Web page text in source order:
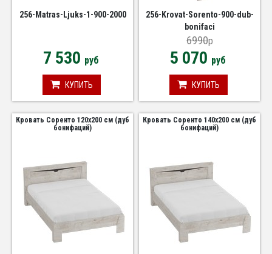
256-Matras-Ljuks-1-900-2000
7 530 руб
КУПИТЬ
256-Krovat-Sorento-900-dub-
bonifaci
6990p
5 070 руб
КУПИТЬ
Кровать Соренто 120х200 см (дуб
бонифаций)
Кровать Соренто 140х200 см (дуб
бонифаций)